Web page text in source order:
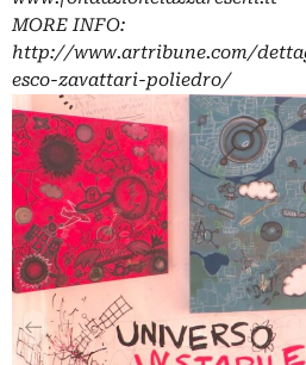
MORE INFO:
http://www.artribune.com/
esco-zavattari-poliedro/